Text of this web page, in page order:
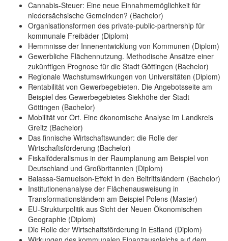
Cannabis-Steuer: Eine neue Einnahmemöglichkeit für
niedersächsische Gemeinden? (Bachelor)
Organisationsformen des private-public-partnership für
kommunale Freibäder (Diplom)
Hemmnisse der Innenentwicklung von Kommunen (Diplom)
Gewerbliche Flächennutzung. Methodische Ansätze einer
zukünftigen Prognose für die Stadt Göttingen (Bachelor)
Regionale Wachstumswirkungen von Universitäten (Diplom)
Rentabilität von Gewerbegebieten. Die Angebotsseite am
Beispiel des Gewerbegebietes Siekhöhe der Stadt
Göttingen (Bachelor)
Mobilität vor Ort. Eine ökonomische Analyse im Landkreis
Greitz (Bachelor)
Das finnische Wirtschaftswunder: die Rolle der
Wirtschaftsförderung (Bachelor)
Fiskalföderalismus in der Raumplanung am Beispiel von
Deutschland und Großbritannien (Diplom)
Balassa-Samuelson-Effekt in den Beitrittsländern (Bachelor)
Institutionenanalyse der Flächenausweisung in
Transformationsländern am Beispiel Polens (Master)
EU-Strukturpolitik aus Sicht der Neuen Ökonomischen
Geographie (Diplom)
Die Rolle der Wirtschaftsförderung in Estland (Diplom)